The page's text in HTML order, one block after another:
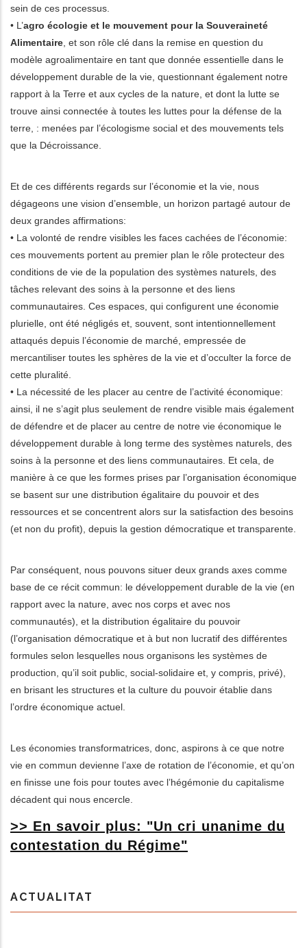
sein de ces processus.
• L’agro écologie et le mouvement pour la Souveraineté
Alimentaire , et son rôle clé dans la remise en question du
modèle agroalimentaire en tant que donnée essentielle dans le
développement durable de la vie, questionnant également notre
rapport à la Terre et aux cycles de la nature, et dont la lutte se
trouve ainsi connectée à toutes les luttes pour la défense de la
terre, : menées par l’écologisme social et des mouvements tels
que la Décroissance.
Et de ces différents regards sur l’économie et la vie, nous
dégageons une vision d’ensemble, un horizon partagé autour de
deux grandes affirmations:
• La volonté de rendre visibles les faces cachées de l’économie:
ces mouvements portent au premier plan le rôle protecteur des
conditions de vie de la population des systèmes naturels, des
tâches relevant des soins à la personne et des liens
communautaires. Ces espaces, qui configurent une économie
plurielle, ont été négligés et, souvent, sont intentionnellement
attaqués depuis l’économie de marché, empressée de
mercantiliser toutes les sphères de la vie et d’occulter la force de
cette pluralité.
• La nécessité de les placer au centre de l’activité économique:
ainsi, il ne s’agit plus seulement de rendre visible mais également
de défendre et de placer au centre de notre vie économique le
développement durable à long terme des systèmes naturels, des
soins à la personne et des liens communautaires. Et cela, de
manière à ce que les formes prises par l’organisation économique
se basent sur une distribution égalitaire du pouvoir et des
ressources et se concentrent alors sur la satisfaction des besoins
(et non du profit), depuis la gestion démocratique et transparente.
Par conséquent, nous pouvons situer deux grands axes comme
base de ce récit commun: le développement durable de la vie (en
rapport avec la nature, avec nos corps et avec nos
communautés), et la distribution égalitaire du pouvoir
(l’organisation démocratique et à but non lucratif des différentes
formules selon lesquelles nous organisons les systèmes de
production, qu’il soit public, social-solidaire et, y compris, privé),
en brisant les structures et la culture du pouvoir établie dans
l’ordre économique actuel.
Les économies transformatrices, donc, aspirons à ce que notre
vie en commun devienne l’axe de rotation de l’économie, et qu’on
en finisse une fois pour toutes avec l’hégémonie du capitalisme
décadent qui nous encercle.
>> En savoir plus: "Un cri unanime du
contestation du Régime"
ACTUALITAT